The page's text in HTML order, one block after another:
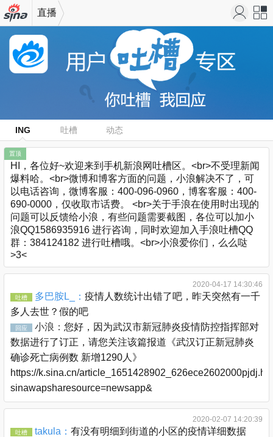
机新浪
直播
ING 吐槽 动态
置顶
HI，各位好~欢迎来到手机新浪网吐槽区。<br>不受理新闻
爆料哈。<br>微博和博客方面的问题，小浪解决不了，可
以电话咨询，微博客服：400-096-0960，博客客服：400-
690-0000，仅收取市话费。 <br>关于手浪在使用时出现的
问题可以反馈给小浪，有些问题需要截图，各位可以加小
浪QQ1586935916 进行咨询，同时欢迎加入手浪吐槽QQ
群：384124182 进行吐槽哦。<br>小浪爱你们，么么哒
>3<
2020-04-17 14:30:46
吐槽 多巴胺L_： 疫情人数统计出错了吧，昨天突然有一千
多人去世？假的吧
回应 小浪： 您好，因为武汉市新冠肺炎疫情防控指挥部对
数据进行了订正，请您关注该篇报道《武汉订正新冠肺炎
确诊死亡病例数 新增1290人》
https://k.sina.cn/
sinawapsharesource=newsapp&
2020-02-07 14:20:39
吐槽 takula： 有没有明细到街道的小区的疫情详细数据